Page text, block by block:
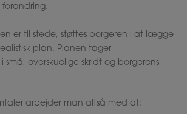
forandring.
er til stede, støttes borgeren i at lægge
plan. Planen tager
små, overskuelige skridt og borgerens
arbejder man altså med at: